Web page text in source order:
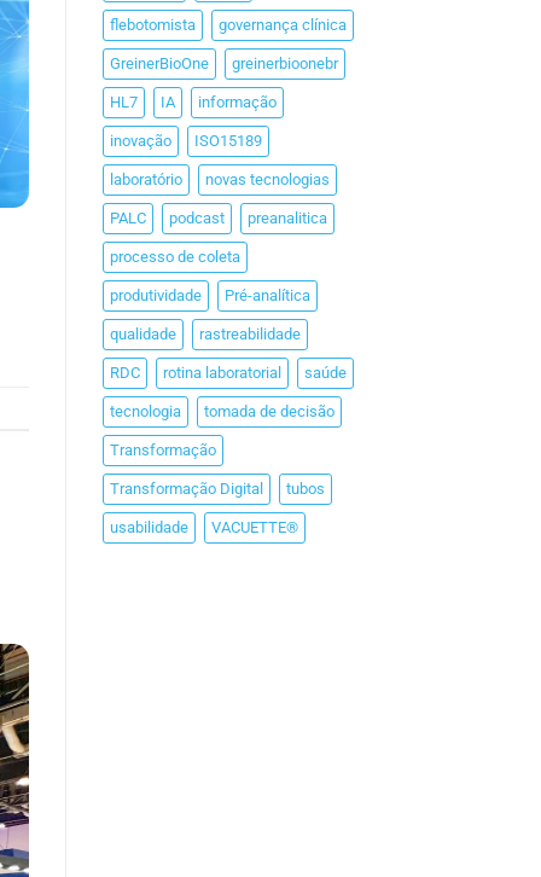
flebotomista governança clínica
GreinerBioOne greinerbioonebr
HL7 IA informação
inovação ISO15189
laboratório novas tecnologias
PALC podcast preanalitica
processo de coleta
produtividade Pré-analítica
qualidade rastreabilidade
RDC rotina laboratorial saúde
tecnologia tomada de decisão
Transformação
Transformação Digital tubos
usabilidade VACUETTE®